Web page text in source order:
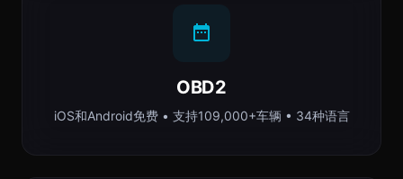
OBD2
iOS和Android免费 • 支持109,000+车辆 • 34种语言